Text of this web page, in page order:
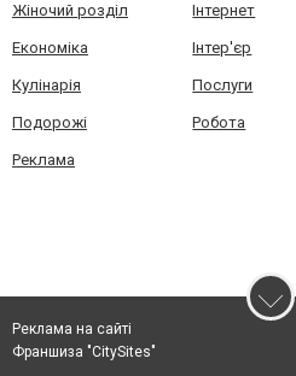
Жіночий розділ Інтернет
Економіка Інтер'єр
Кулінарія Послуги
Подорожі Робота
Реклама
Реклама на сайті
Франшиза "CitySites"